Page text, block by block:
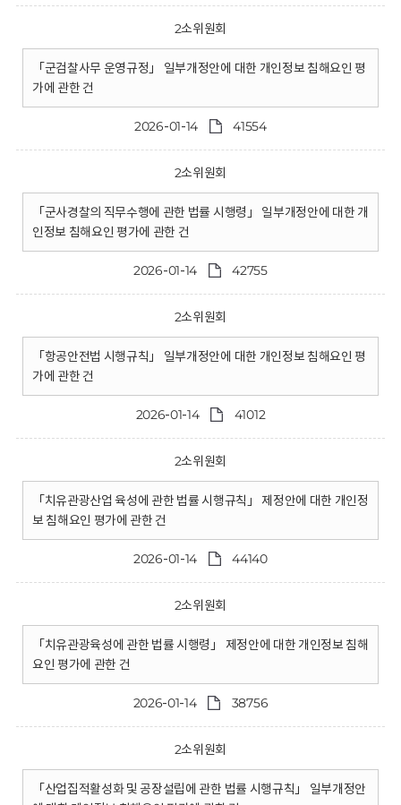
2소위원회
「군검찰사무 운영규정」 일부개정안에 대한 개인정보 침해요인 평
가에 관한 건
2026-01-14 41554
2소위원회
「군사경찰의 직무수행에 관한 법률 시행령」 일부개정안에 대한 개
인정보 침해요인 평가에 관한 건
2026-01-14 42755
2소위원회
「항공안전법 시행규칙」 일부개정안에 대한 개인정보 침해요인 평
가에 관한 건
2026-01-14 41012
2소위원회
「치유관광산업 육성에 관한 법률 시행규칙」 제정안에 대한 개인정
보 침해요인 평가에 관한 건
2026-01-14 44140
2소위원회
「치유관광육성에 관한 법률 시행령」 제정안에 대한 개인정보 침해
요인 평가에 관한 건
2026-01-14 38756
2소위원회
「산업집적활성화 및 공장설립에 관한 법률 시행규칙」 일부개정안